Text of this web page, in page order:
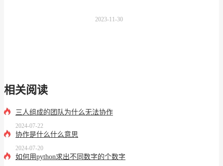
2023-11-30
相关阅读
三人组成的团队为什么无法协作
2024-07-22
协作是什么什么意思
2024-07-20
如何用python求出不同数字的个数字